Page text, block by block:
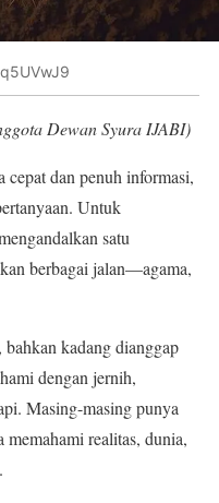
Dewan Syura IJABI)
dan penuh informasi,
Untuk
satu
berbagai jalan—agama,
kadang dianggap
dengan jernih,
Masing-masing punya
realitas, dunia,